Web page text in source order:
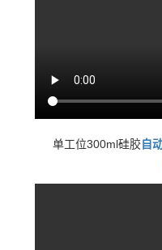
单工位300ml硅胶自